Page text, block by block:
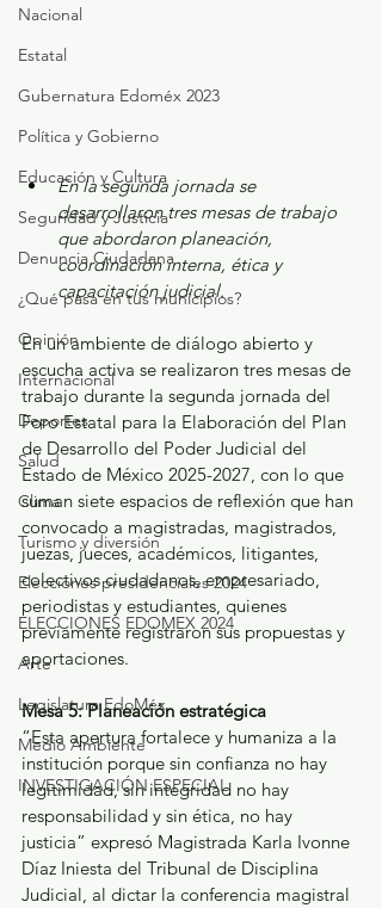
Nacional
Estatal
Gubernatura Edoméx 2023
Política y Gobierno
Educación y Cultura
Seguridad y Justicia
Denuncia Ciudadana
¿Qué pasa en tus municipios?
Opinión
Internacional
Deportes
Salud
Clima
Turismo y diversión
Elecciones presidenciales 2024
ELECCIONES EDOMEX 2024
Arte
Legislatura EdoMéx
Medio Ambiente
INVESTIGACIÓN ESPECIAL
En la segunda jornada se
desarrollaron tres mesas de trabajo
que abordaron planeación,
coordinación interna, ética y
capacitación judicial.
En un ambiente de diálogo abierto y
escucha activa se realizaron tres mesas de
trabajo durante la segunda jornada del
Foro Estatal para la Elaboración del Plan
de Desarrollo del Poder Judicial del
Estado de México 2025-2027, con lo que
suman siete espacios de reflexión que han
convocado a magistradas, magistrados,
juezas, jueces, académicos, litigantes,
colectivos ciudadanos, empresariado,
periodistas y estudiantes, quienes
previamente registraron sus propuestas y
aportaciones.
Mesa 5: Planeación estratégica
“Esta apertura fortalece y humaniza a la
institución porque sin confianza no hay
legitimidad, sin integridad no hay
responsabilidad y sin ética, no hay
justicia” expresó Magistrada Karla Ivonne
Díaz Iniesta del Tribunal de Disciplina
Judicial, al dictar la conferencia magistral